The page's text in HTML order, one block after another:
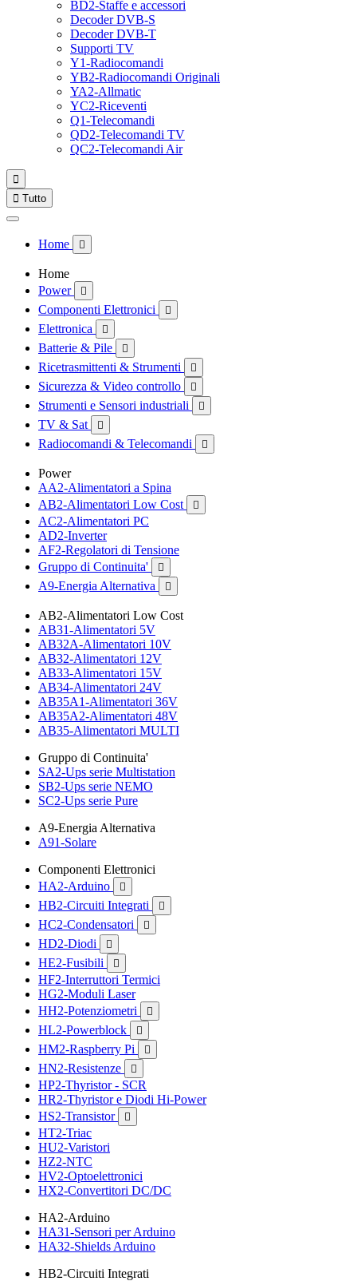
BD2-Staffe e accessori
Decoder DVB-S
Decoder DVB-T
Supporti TV
Y1-Radiocomandi
YB2-Radiocomandi Originali
YA2-Allmatic
YC2-Riceventi
Q1-Telecomandi
QD2-Telecomandi TV
QC2-Telecomandi Air

 Tutto
Home 
Home
Power

Componenti Elettronici 
Elettronica 
Batterie & Pile 
Ricetrasmittenti & Strumenti 
Sicurezza & Video controllo 
Strumenti e Sensori industriali 
TV & Sat 
Radiocomandi & Telecomandi 
Power
AA2-Alimentatori a Spina
AB2-Alimentatori Low Cost

AC2-Alimentatori PC
AD2-Inverter
AF2-Regolatori di Tensione
Gruppo di Continuita'

A9-Energia Alternativa 
AB2-Alimentatori Low Cost
AB31-Alimentatori 5V
AB32A-Alimentatori 10V
AB32-Alimentatori 12V
AB33-Alimentatori 15V
AB34-Alimentatori 24V
AB35A1-Alimentatori 36V
AB35A2-Alimentatori 48V
AB35-Alimentatori MULTI
Gruppo di Continuita'
SA2-Ups serie Multistation
SB2-Ups serie NEMO
SC2-Ups serie Pure
A9-Energia Alternativa
A91-Solare
Componenti Elettronici
HA2-Arduino

HB2-Circuiti Integrati 
HC2-Condensatori 
HD2-Diodi 
HE2-Fusibili 
HF2-Interruttori Termici
HG2-Moduli Laser
HH2-Potenziometri

HL2-Powerblock 
HM2-Raspberry Pi 
HN2-Resistenze 
HP2-Thyristor - SCR
HR2-Thyristor e Diodi Hi-Power
HS2-Transistor

HT2-Triac
HU2-Varistori
HZ2-NTC
HV2-Optoelettronici
HX2-Convertitori DC/DC
HA2-Arduino
HA31-Sensori per Arduino
HA32-Shields Arduino
HB2-Circuiti Integrati